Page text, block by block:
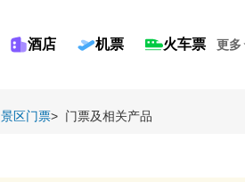
酒店 机票 火车票 更多
景区门票> 门票及相关产品